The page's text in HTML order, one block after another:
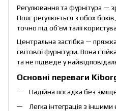
Регулювання та фурнітура —
Пояс регулюється з обох
точно під об’єм талії
Центральна застібка —
світової фурнітури. Вона
та не підведе у
Основні переваги
Надійна посадка без
Легка інтеграція з